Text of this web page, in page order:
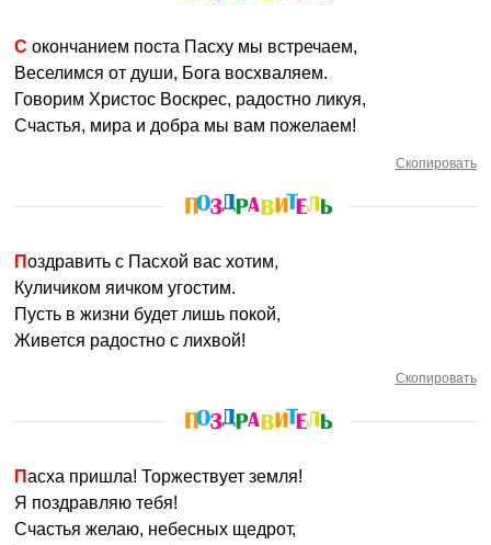
С окончанием поста Пасху мы встречаем,
Веселимся от души, Бога восхваляем.
Говорим Христос Воскрес, радостно ликуя,
Счастья, мира и добра мы вам пожелаем!
Скопировать
Поздравить с Пасхой вас хотим,
Куличиком яичком угостим.
Пусть в жизни будет лишь покой,
Живется радостно с лихвой!
Скопировать
Пасха пришла! Торжествует земля!
Я поздравляю тебя!
Счастья желаю, небесных щедрот,